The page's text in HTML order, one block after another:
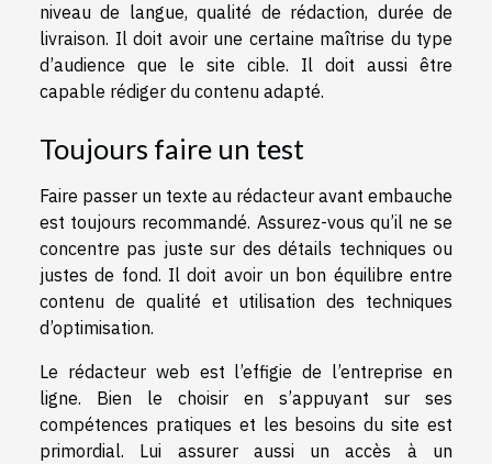
niveau de langue, qualité de rédaction, durée de
livraison. Il doit avoir une certaine maîtrise du type
d’audience que le site cible. Il doit aussi être
capable rédiger du contenu adapté.
Toujours faire un test
Faire passer un texte au rédacteur avant embauche
est toujours recommandé. Assurez-vous qu’il ne se
concentre pas juste sur des détails techniques ou
justes de fond. Il doit avoir un bon équilibre entre
contenu de qualité et utilisation des techniques
d’optimisation.
Le rédacteur web est l’effigie de l’entreprise en
ligne. Bien le choisir en s’appuyant sur ses
compétences pratiques et les besoins du site est
primordial. Lui assurer aussi un accès à un